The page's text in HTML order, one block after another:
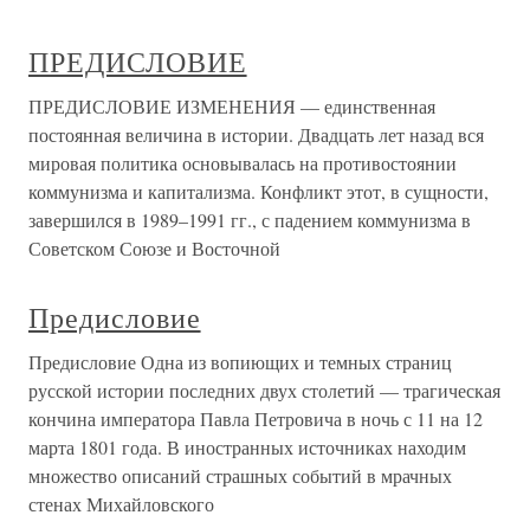
ПРЕДИСЛОВИЕ
ПРЕДИСЛОВИЕ ИЗМЕНЕНИЯ — единственная
постоянная величина в истории. Двадцать лет назад вся
мировая политика основывалась на противостоянии
коммунизма и капитализма. Конфликт этот, в сущности,
завершился в 1989–1991 гг., с падением коммунизма в
Советском Союзе и Восточной
Предисловие
Предисловие Одна из вопиющих и темных страниц
русской истории последних двух столетий — трагическая
кончина императора Павла Петровича в ночь с 11 на 12
марта 1801 года. В иностранных источниках находим
множество описаний страшных событий в мрачных
стенах Михайловского